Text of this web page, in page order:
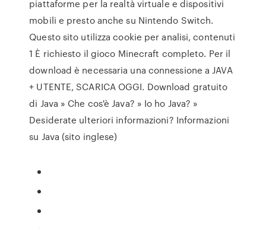
piattaforme per la realtà virtuale e dispositivi
mobili e presto anche su Nintendo Switch.
Questo sito utilizza cookie per analisi, contenuti
1 È richiesto il gioco Minecraft completo. Per il
download è necessaria una connessione a JAVA
+ UTENTE, SCARICA OGGI. Download gratuito
di Java » Che cos'è Java? » Io ho Java? »
Desiderate ulteriori informazioni? Informazioni
su Java (sito inglese)